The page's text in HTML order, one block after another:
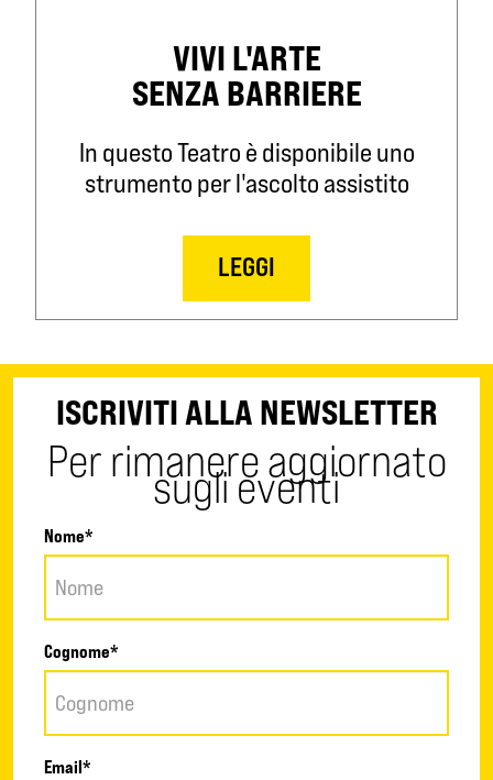
VIVI L'ARTE
SENZA BARRIERE
In questo Teatro è disponibile uno
strumento per l'ascolto assistito
LEGGI
ISCRIVITI ALLA NEWSLETTER
Per rimanere aggiornato
sugli eventi
Nome*
Cognome*
Email*